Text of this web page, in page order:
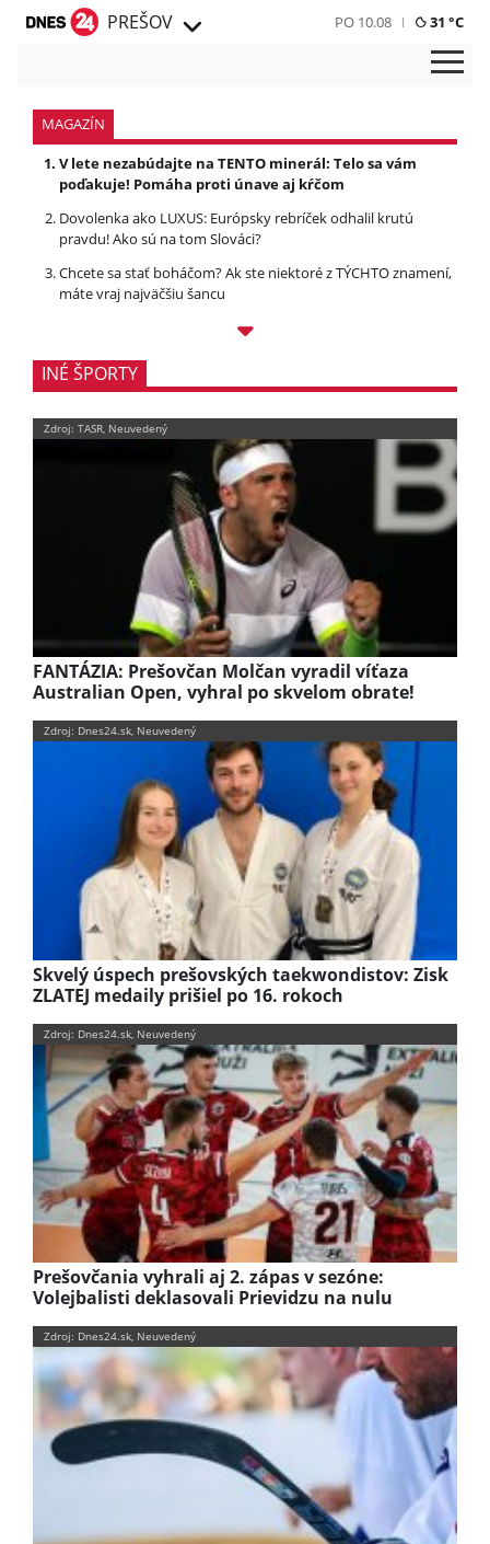
PREŠOV PO 10.08 31 °C
MAGAZÍN
V lete nezabúdajte na TENTO minerál: Telo sa vám
poďakuje! Pomáha proti únave aj kŕčom
Dovolenka ako LUXUS: Európsky rebríček odhalil krutú
pravdu! Ako sú na tom Slováci?
Chcete sa stať boháčom? Ak ste niektoré z TÝCHTO znamení,
máte vraj najväčšiu šancu
INÉ ŠPORTY
Zdroj: TASR, Neuvedený
FANTÁZIA: Prešovčan Molčan vyradil víťaza
Australian Open, vyhral po skvelom obrate!
Zdroj: Dnes24.sk, Neuvedený
Skvelý úspech prešovských taekwondistov: Zisk
ZLATEJ medaily prišiel po 16. rokoch
Zdroj: Dnes24.sk, Neuvedený
Prešovčania vyhrali aj 2. zápas v sezóne:
Volejbalisti deklasovali Prievidzu na nulu
Zdroj: Dnes24.sk, Neuvedený